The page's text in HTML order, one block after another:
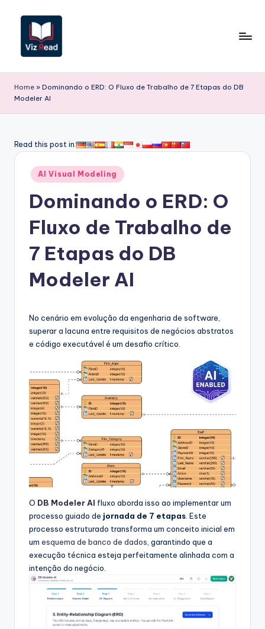
content
iz
R
a
A
S
o
w
Home » Dominando o ERD: O Fluxo de Trabalho de 7 Etapas do DB
Modeler AI
Read this post in:
Posted
in
AI Visual Modeling
Dominando o ERD: O
Fluxo de Trabalho de
7 Etapas do DB
Modeler AI
No cenário em evolução da engenharia de software,
superar a lacuna entre requisitos de negócios abstratos
e código executável é um desafio crítico.
O DB Modeler AI fluxo aborda isso ao implementar um
processo guiado de jornada de 7 etapas . Este
processo estruturado transforma um conceito inicial em
um esquema de banco de dados , garantindo que a
execução técnica esteja perfeitamente alinhada com a
intenção do negócio.